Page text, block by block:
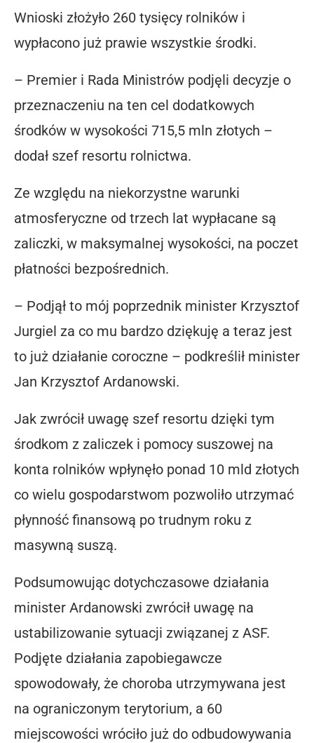
Wnioski złożyło 260 tysięcy rolników i
wypłacono już prawie wszystkie środki.
– Premier i Rada Ministrów podjęli decyzje o
przeznaczeniu na ten cel dodatkowych
środków w wysokości 715,5 mln złotych –
dodał szef resortu rolnictwa.
Ze względu na niekorzystne warunki
atmosferyczne od trzech lat wypłacane są
zaliczki, w maksymalnej wysokości, na poczet
płatności bezpośrednich.
– Podjął to mój poprzednik minister Krzysztof
Jurgiel za co mu bardzo dziękuję a teraz jest
to już działanie coroczne – podkreślił minister
Jan Krzysztof Ardanowski.
Jak zwrócił uwagę szef resortu dzięki tym
środkom z zaliczek i pomocy suszowej na
konta rolników wpłynęło ponad 10 mld złotych
co wielu gospodarstwom pozwoliło utrzymać
płynność finansową po trudnym roku z
masywną suszą.
Podsumowując dotychczasowe działania
minister Ardanowski zwrócił uwagę na
ustabilizowanie sytuacji związanej z ASF.
Podjęte działania zapobiegawcze
spowodowały, że choroba utrzymywana jest
na ograniczonym terytorium, a 60
miejscowości wróciło już do odbudowywania